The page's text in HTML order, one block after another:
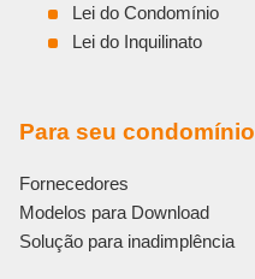
Lei do Condomínio
Lei do Inquilinato
Para seu condomínio
Fornecedores
Modelos para Download
Solução para inadimplência